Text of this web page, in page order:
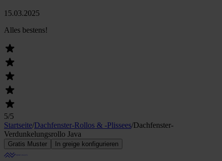
15.03.2025
Alles bestens!
5/5
Startseite/Dachfenster-Rollos & -Plissees/Dachfenster-
Verdunkelungsrollo Java
Gratis Muster In greige konfigurieren